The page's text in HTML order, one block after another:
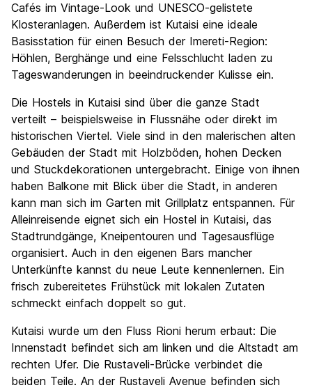
Cafés im Vintage-Look und UNESCO-gelistete
Klosteranlagen. Außerdem ist Kutaisi eine ideale
Basisstation für einen Besuch der Imereti-Region:
Höhlen, Berghänge und eine Felsschlucht laden zu
Tageswanderungen in beeindruckender Kulisse ein.
Die Hostels in Kutaisi sind über die ganze Stadt
verteilt – beispielsweise in Flussnähe oder direkt im
historischen Viertel. Viele sind in den malerischen alten
Gebäuden der Stadt mit Holzböden, hohen Decken
und Stuckdekorationen untergebracht. Einige von ihnen
haben Balkone mit Blick über die Stadt, in anderen
kann man sich im Garten mit Grillplatz entspannen. Für
Alleinreisende eignet sich ein Hostel in Kutaisi, das
Stadtrundgänge, Kneipentouren und Tagesausflüge
organisiert. Auch in den eigenen Bars mancher
Unterkünfte kannst du neue Leute kennenlernen. Ein
frisch zubereitetes Frühstück mit lokalen Zutaten
schmeckt einfach doppelt so gut.
Kutaisi wurde um den Fluss Rioni herum erbaut: Die
Innenstadt befindet sich am linken und die Altstadt am
rechten Ufer. Die Rustaveli-Brücke verbindet die
beiden Teile. An der Rustaveli Avenue befinden sich